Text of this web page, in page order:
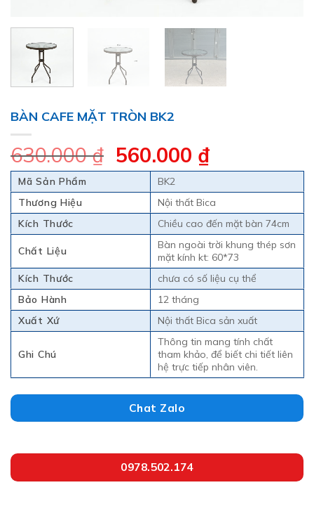
BÀN CAFE MẶT TRÒN BK2
630.000₫ Giá
gốc
là:
630.000 ₫.
560.000 ₫Giá
hiện
tại
là:
560.000 ₫.
Mã Sản Phẩm
BK2
Thương Hiệu
Nội thất Bica
Kích Thước
Chiều cao đến mặt bàn 74cm
Chất Liệu
Bàn ngoài trời khung thép sơn
mặt kính kt: 60*73
Kích Thước
chưa có số liệu cụ thể
Bảo Hành
12 tháng
Xuất Xứ
Nội thất Bica sản xuất
Ghi Chú
Thông tin mang tính chất
tham khảo, để biết chi tiết liên
hệ trực tiếp nhân viên.
Chat Zalo
0978.502.174